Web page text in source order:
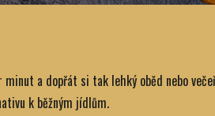
a dopřát si tak lehký oběd nebo
k běžným jídlům.